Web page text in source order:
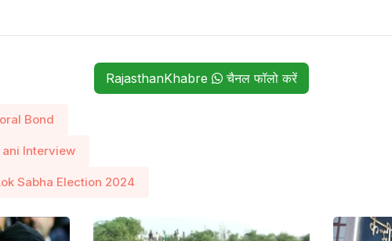
RajasthanKhabre चैनल फॉलो करें
Bond
ani Interview
Sabha Election 2024